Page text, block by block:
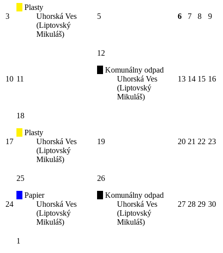
3
Plasty
Uhorská Ves
(Liptovský
Mikuláš)
5 6 7 8 9
10 11
12
Komunálny odpad
Uhorská Ves
(Liptovský
Mikuláš)
13 14 15 16
17
18
Plasty
Uhorská Ves
(Liptovský
Mikuláš)
19 20 21 22 23
24
25
Papier
Uhorská Ves
(Liptovský
Mikuláš)
26
Komunálny odpad
Uhorská Ves
(Liptovský
Mikuláš)
27 28 29 30
1